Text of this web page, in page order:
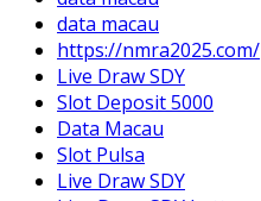
data macau
https://nmra2025.com/
Live Draw SDY
Slot Deposit 5000
Data Macau
Slot Pulsa
Live Draw SDY